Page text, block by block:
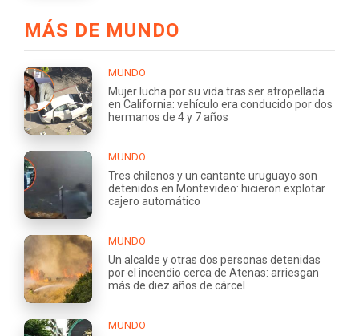
MÁS DE MUNDO
MUNDO
Mujer lucha por su vida tras ser atropellada
en California: vehículo era conducido por dos
hermanos de 4 y 7 años
MUNDO
Tres chilenos y un cantante uruguayo son
detenidos en Montevideo: hicieron explotar
cajero automático
MUNDO
Un alcalde y otras dos personas detenidas
por el incendio cerca de Atenas: arriesgan
más de diez años de cárcel
MUNDO